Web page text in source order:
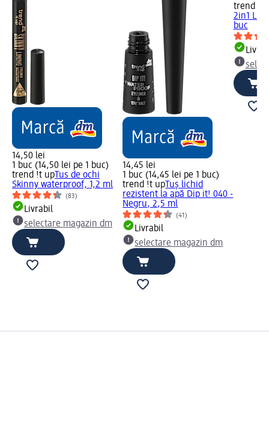
14,50 lei
1 buc (14,50 lei pe 1 buc)
trend !t upTus de ochi
Skinny waterproof, 1,2 ml
(83)
Livrabil
selectare magazin dm
14,45 lei
1 buc (14,45 lei pe 1 buc)
trend !t upTuș lichid
rezistent la apă Dip it! 040 -
Negru, 2,5 ml
(41)
Livrabil
selectare magazin dm
trend !t
2in1
buc